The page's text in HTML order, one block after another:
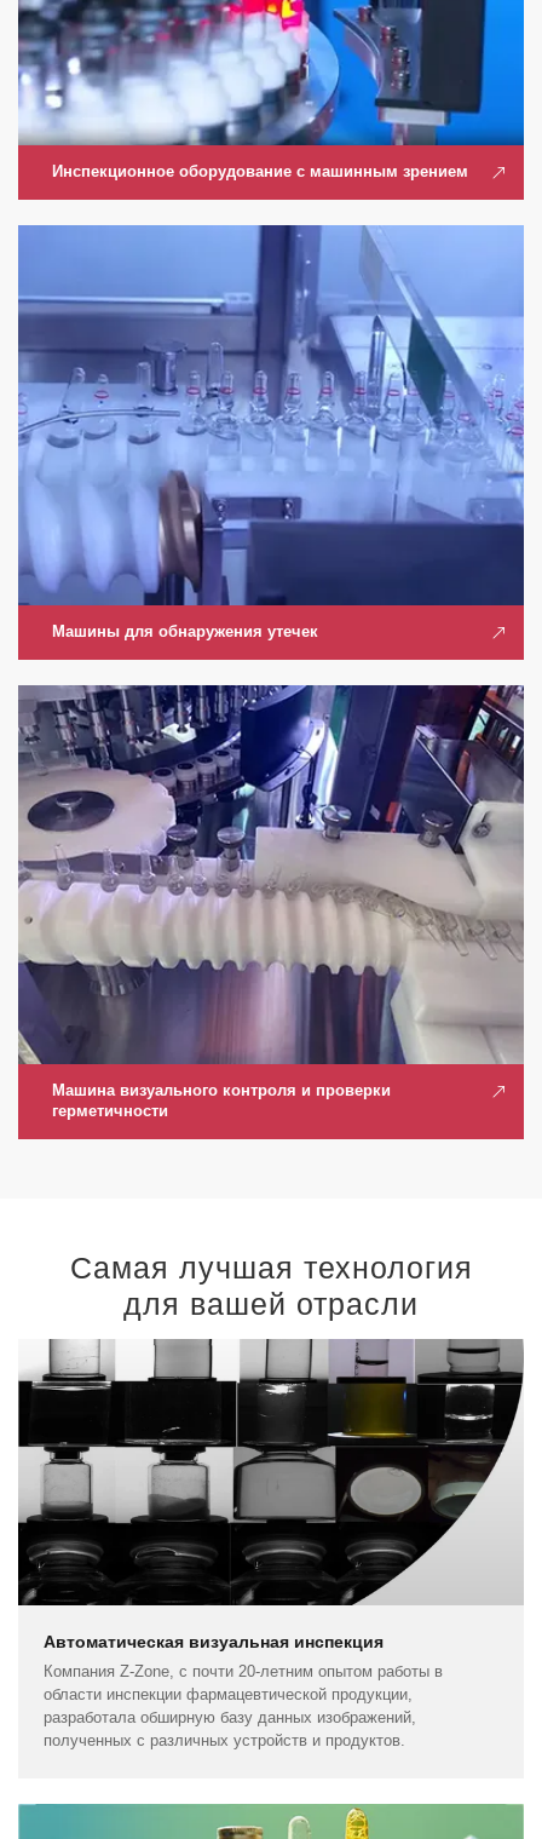
Инспекционное оборудование с машинным зрением
Машины для обнаружения утечек
Машина визуального контроля и проверки
герметичности
Самая лучшая технология
для вашей отрасли
Автоматическая визуальная инспекция
Компания Z-Zone, с почти 20-летним опытом работы в
области инспекции фармацевтической продукции,
разработала обширную базу данных изображений,
полученных с различных устройств и продуктов.